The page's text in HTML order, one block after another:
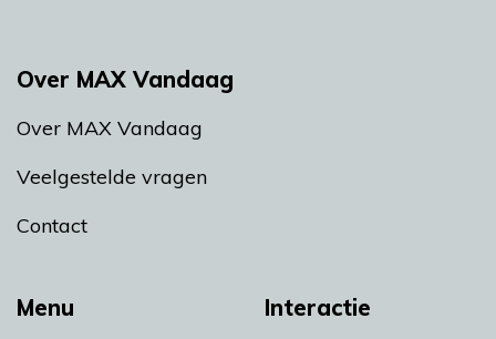
Menu Interactie
Over MAX Vandaag
Over MAX Vandaag
Veelgestelde vragen
Contact